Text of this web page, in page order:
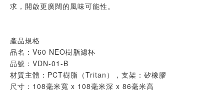
求，開啟更廣闊的風味可能性。
產品規格
品名：V60 NEO樹脂濾杯
品號：VDN-01-B
材質主體：PCT樹脂（Tritan），支架：矽橡膠
尺寸：108毫米寬 x 108毫米深 x 86毫米高